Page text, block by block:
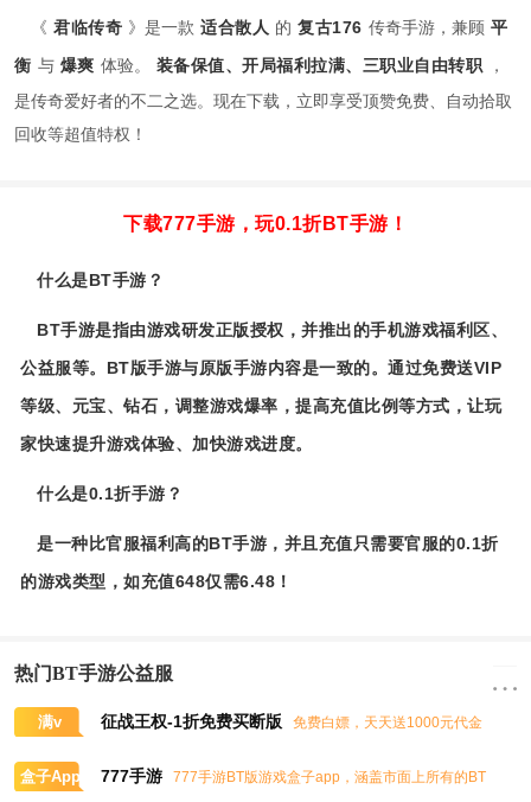
《 君临传奇 》是一款 适合散人 的 复古176 传奇手游，兼顾 平
衡 与 爆爽 体验。 装备保值、开局福利拉满、三职业自由转职
，
是传奇爱好者的不二之选。现在下载，立即享受顶赞免费、自动拾取
回收等超值特权！
下载777手游，玩0.1折BT手游！
什么是BT手游？
BT手游是指由游戏研发正版授权，并推出的手机游戏福利区、
公益服等。BT版手游与原版手游内容是一致的。通过免费送VIP
等级、元宝、钻石，调整游戏爆率，提高充值比例等方式，让玩
家快速提升游戏体验、加快游戏进度。
什么是0.1折手游？
是一种比官服福利高的BT手游，并且充值只需要官服的0.1折
的游戏类型，如充值648仅需6.48！
热门BT手游公益服
满v 征战王权-1折免费买断版
免费白嫖，天天送1000元代金
盒子App 777手游
777手游BT版游戏盒子app，涵盖市面上所有的BT